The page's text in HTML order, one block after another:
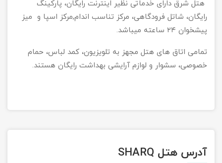
هتل شرق دارای خدماتی نظیر اینترنت رایگان، پارکینگ
رایگان، شاتل فرودگاهی، مرکز تناسب اندام,مرکز اسپا و میز
پیشخوان ۲۴ ساعته میباشد.
تمامی اتاق های هتل مجهز به تلویزیون، کمد لباس، حمام
خصوصی، سشوار و لوازم آرایشی بهداشت رایگان هستند.
آدرس هتل SHARQ